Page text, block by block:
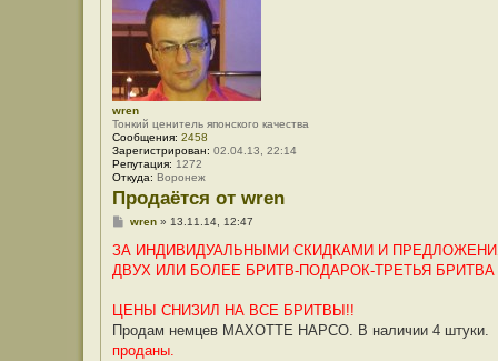
wren
Тонкий ценитель японского качества
Сообщения: 2458
Зарегистрирован: 02.04.13, 22:14
Репутация: 1272
Откуда: Воронеж
Продаётся от wren
С
о
щ
и
е
wren» 13.11.14, 12:47
ЗА ИНДИВИДУАЛЬНЫМИ СКИДКАМИ И
ДВУХ ИЛИ БОЛЕЕ БРИТВ-ПОДАРОК-ТРЕТЬЯ
ЦЕНЫ СНИЗИЛ НА ВСЕ БРИТВЫ!!
Продам немцев MAXOTTE HAPCO. В наличии 4 штуки.
проданы.